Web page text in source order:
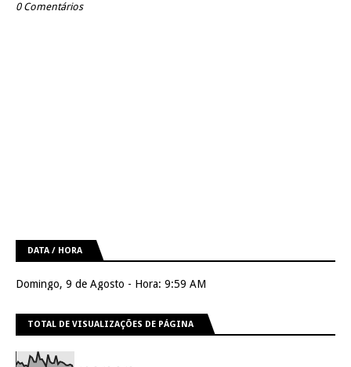
0 Comentários
DATA / HORA
Domingo, 9 de Agosto - Hora: 9:59 AM
TOTAL DE VISUALIZAÇÕES DE PÁGINA